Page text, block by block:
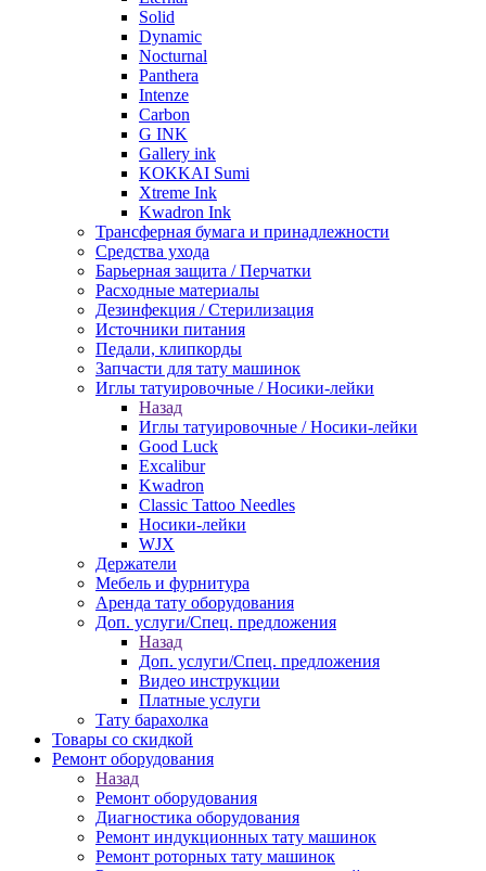
Solid
Dynamic
Nocturnal
Panthera
Intenze
Carbon
G INK
Gallery ink
KOKKAI Sumi
Xtreme Ink
Kwadron Ink
Трансферная бумага и принадлежности
Средства ухода
Барьерная защита / Перчатки
Расходные материалы
Дезинфекция / Стерилизация
Источники питания
Педали, клипкорды
Запчасти для тату машинок
Иглы татуировочные / Носики-лейки
Назад
Иглы татуировочные / Носики-лейки
Good Luck
Excalibur
Kwadron
Classic Tattoo Needles
Носики-лейки
WJX
Держатели
Мебель и фурнитура
Аренда тату оборудования
Доп. услуги/Спец. предложения
Назад
Доп. услуги/Спец. предложения
Видео инструкции
Платные услуги
Тату барахолка
Товары со скидкой
Ремонт оборудования
Назад
Ремонт оборудования
Диагностика оборудования
Ремонт индукционных тату машинок
Ремонт роторных тату машинок